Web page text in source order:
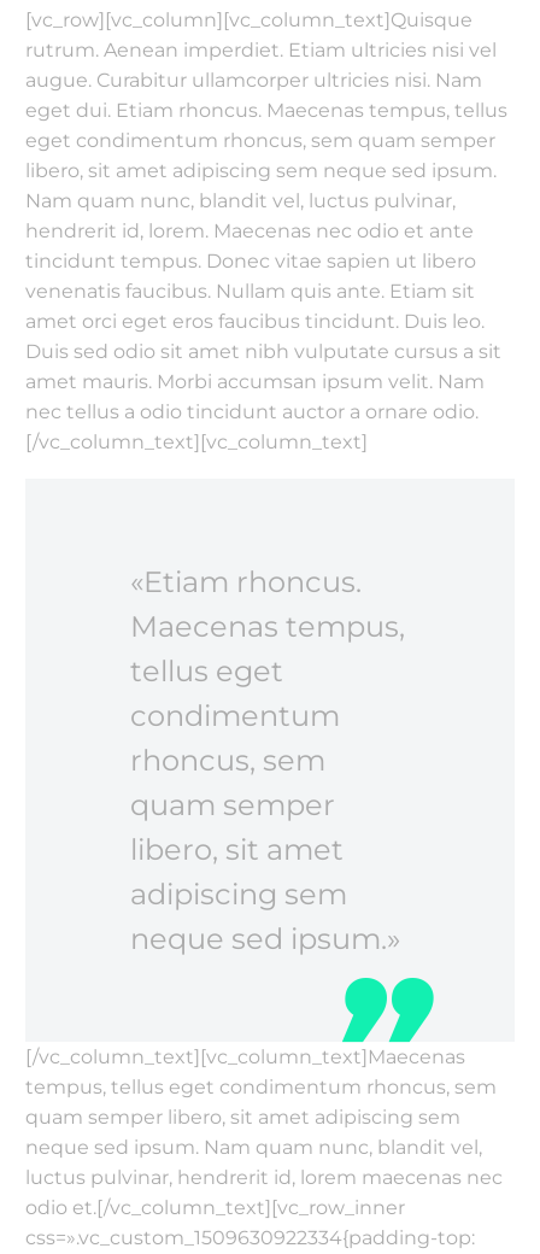
[vc_row][vc_column][vc_column_text]Quisque
rutrum. Aenean imperdiet. Etiam ultricies nisi vel
augue. Curabitur ullamcorper ultricies nisi. Nam
eget dui. Etiam rhoncus. Maecenas tempus, tellus
eget condimentum rhoncus, sem quam semper
libero, sit amet adipiscing sem neque sed ipsum.
Nam quam nunc, blandit vel, luctus pulvinar,
hendrerit id, lorem. Maecenas nec odio et ante
tincidunt tempus. Donec vitae sapien ut libero
venenatis faucibus. Nullam quis ante. Etiam sit
amet orci eget eros faucibus tincidunt. Duis leo.
Duis sed odio sit amet nibh vulputate cursus a sit
amet mauris. Morbi accumsan ipsum velit. Nam
nec tellus a odio tincidunt auctor a ornare odio.
[/vc_column_text][vc_column_text]
«Etiam rhoncus.
Maecenas tempus,
tellus eget
condimentum
rhoncus, sem
quam semper
libero, sit amet
adipiscing sem
neque sed ipsum.»
[/vc_column_text][vc_column_text]Maecenas
tempus, tellus eget condimentum rhoncus, sem
quam semper libero, sit amet adipiscing sem
neque sed ipsum. Nam quam nunc, blandit vel,
luctus pulvinar, hendrerit id, lorem maecenas nec
odio et.[/vc_column_text][vc_row_inner
css=».vc_custom_1509630922334{padding-top: